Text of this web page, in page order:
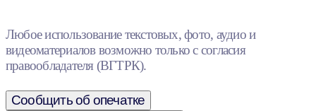
Любое использование текстовых, фото, аудио и
видеоматериалов возможно только с согласия
правообладателя (ВГТРК).
Сообщить об опечатке